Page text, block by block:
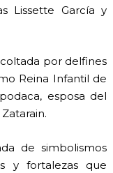
Lissette García y
por delfines
Reina Infantil de
esposa del
de simbolismos
y fortalezas que